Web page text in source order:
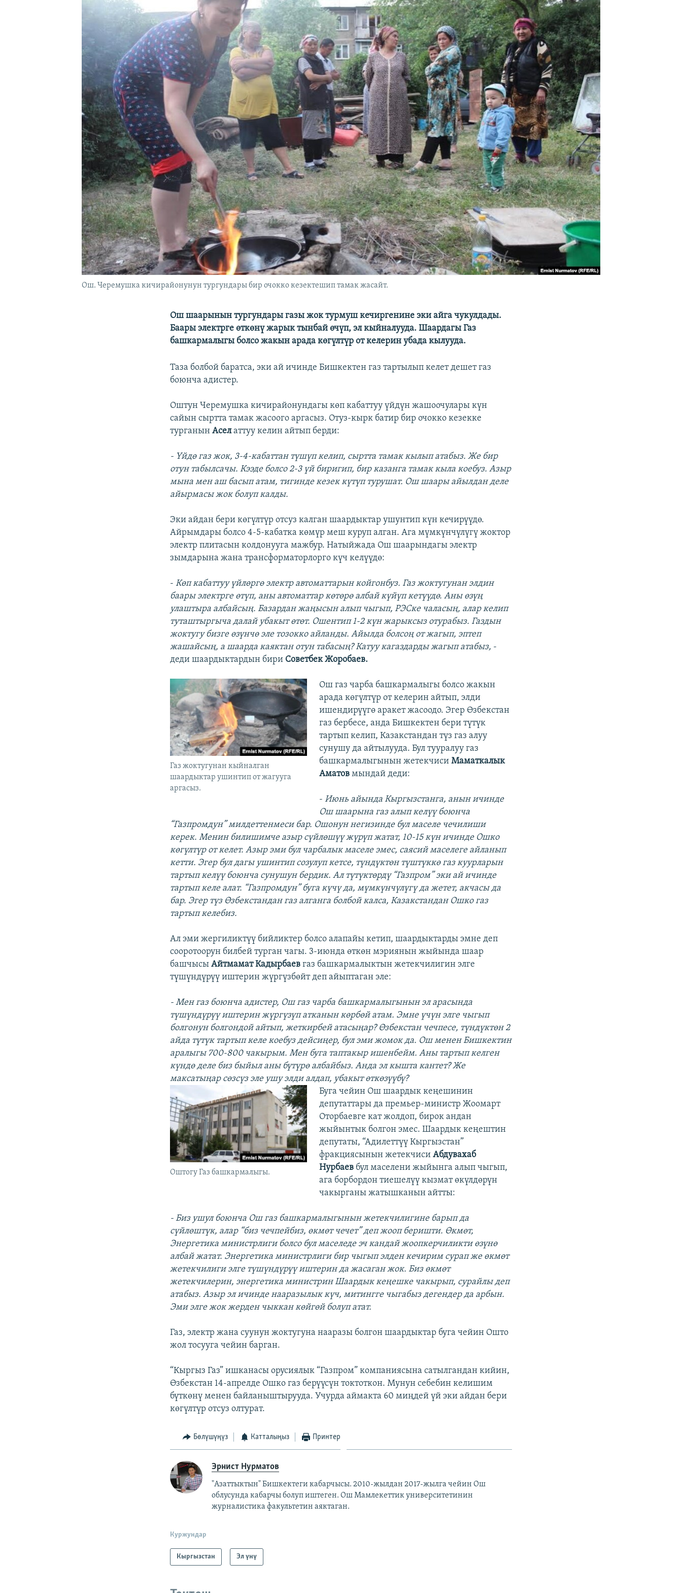
Ош. Черемушка кичирайонунун тургундары бир очокко кезектешип тамак жасайт.
Ош шаарынын тургундары газы жок турмуш кечиргенине эки айга чукулдады.
Баары электрге өткөнү жарык тынбай өчүп, эл кыйналууда. Шаардагы Газ
башкармалыгы болсо жакын арада көгүлтүр от келерин убада кылууда.
Таза болбой баратса, эки ай ичинде Бишкектен газ тартылып келет дешет газ
боюнча адистер.
Оштун Черемушка кичирайонундагы көп кабаттуу үйдүн жашоочулары күн
сайын сыртта тамак жасоого аргасыз. Отуз-кырк батир бир очокко кезекке
турганынАселаттуу келин айтып берди:
- Үйдө газ жок, 3-4-кабаттан түшүп келип, сыртта тамак кылып атабыз. Же бир
отун табылсачы. Кээде болсо 2-3 үй биригип, бир казанга тамак кыла коебуз. Азыр
мына мен аш басып атам, тигинде кезек күтүп турушат. Ош шаары айылдан деле
айырмасы жок болуп калды.
Эки айдан бери көгүлтүр отсуз калган шаардыктар ушунтип күн кечирүүдө.
Айрымдары болсо 4-5-кабатка көмүр меш куруп алган. Ага мүмкүнчүлүгү жоктор
электр плитасын колдонууга мажбур. Натыйжада Ош шаарындагы электр
зымдарына жана трансформаторлорго күч келүүдө:
- Көп кабаттуу үйлөргө электр автоматтарын койгонбуз. Газ жоктугунан элдин
баары электрге өтүп, аны автоматтар көтөрө албай күйүп кетүүдө. Аны өзүң
улаштыра албайсың. Базардан жаңысын алып чыгып, РЭСке чаласың, алар келип
туташтыргыча далай убакыт өтөт. Ошентип 1-2 күн жарыксыз отурабыз. Газдын
жоктугу бизге өзүнчө эле тозокко айланды. Айылда болсоң от жагып, эптеп
жашайсың, а шаарда каяктан отун табасың? Катуу кагаздарды жагып атабыз, -
деди шаардыктардын бири Советбек Жоробаев.
Газ жоктугунан кыйналган
шаардыктар ушинтип от жагууга
аргасыз.
Ош газ чарба башкармалыгы болсо жакын
арада көгүлтүр от келерин айтып, элди
ишендирүүгө аракет жасоодо. Эгер Өзбекстан
газ бербесе, анда Бишкектен бери түтүк
тартып келип, Казакстандан түз газ алуу
сунушу да айтылууда. Бул тууралуу газ
башкармалыгынын жетекчиси Маматкалык
Аматовмындай деди:
- Июнь айында Кыргызстанга, анын ичинде
Ош шаарына газ алып келүү боюнча
“Газпромдун” милдеттенмеси бар. Ошонун негизинде бул маселе чечилиши
керек. Менин билишимче азыр сүйлөшүү жүрүп жатат, 10-15 күн ичинде Ошко
көгүлтүр от келет. Азыр эми бул чарбалык маселе эмес, саясий маселеге айланып
кетти. Эгер бул дагы ушинтип созулуп кетсе, түндүктөн түштүккө газ куурларын
тартып келүү боюнча сунушун бердик. Ал түтүктөрдү “Газпром” эки ай ичинде
тартып келе алат. “Газпромдун” буга күчү да, мүмкүнчүлүгү да жетет, акчасы да
бар. Эгер түз Өзбекстандан газ алганга болбой калса, Казакстандан Ошко газ
тартып келебиз.
Ал эми жергиликтүү бийликтер болсо алапайы кетип, шаардыктарды эмне деп
сооротоорун билбей турган чагы. 3-июнда өткөн мэриянын жыйында шаар
башчысыАйтмамат Кадырбаев газ башкармалыктын жетекчилигин элге
түшүндүрүү иштерин жүргүзбөйт деп айыптаган эле:
- Мен газ боюнча адистер, Ош газ чарба башкармалыгынын эл арасында
түшүндүрүү иштерин жүргүзүп атканын көрбөй атам. Эмне үчүн элге чыгып
болгонун болгондой айтып, жеткирбей атасыңар? Өзбекстан чечпесе, түндүктөн 2
айда түтүк тартып келе коебуз дейсиңер, бул эми жомок да. Ош менен Бишкектин
аралыгы 700-800 чакырым. Мен буга таптакыр ишенбейм. Аны тартып келген
күндө деле биз быйыл аны бүтүрө албайбыз. Анда эл кышта кантет? Же
максатыңар сөзсүз эле ушу элди алдап, убакыт өткөзүүбү?
Оштогу Газ башкармалыгы.
Буга чейин Ош шаардык кеңешинин
депутаттары да премьер-министр Жоомарт
Оторбаевге кат жолдоп, бирок андан
жыйынтык болгон эмес. Шаардык кеңештин
депутаты, “Адилеттүү Кыргызстан”
фракциясынын жетекчиси Абдувахаб
Нурбаев бул маселени жыйынга алып чыгып,
ага борбордон тиешелүү кызмат өкүлдөрүн
чакырганы жатышканын айтты:
- Биз ушул боюнча Ош газ башкармалыгынын жетекчилигине барып да
сүйлөштүк, алар “биз чечпейбиз, өкмөт чечет” деп жооп беришти. Өкмөт,
Энергетика министрлиги болсо бул маселеде эч кандай жоопкерчиликти өзүнө
албай жатат. Энергетика министрлиги бир чыгып элден кечирим сурап же өкмөт
жетекчилиги элге түшүндүрүү иштерин да жасаган жок. Биз өкмөт
жетекчилерин, энергетика министрин Шаардык кеңешке чакырып, сурайлы деп
атабыз. Азыр эл ичинде нааразылык күч, митингге чыгабыз дегендер да арбын.
Эми элге жок жерден чыккан көйгөй болуп атат.
Газ, электр жана суунун жоктугуна нааразы болгон шаардыктар буга чейин Ошто
жол тосууга чейин барган.
“Кыргыз Газ” ишканасы орусиялык “Газпром” компаниясына сатылгандан кийин,
Өзбекстан 14-апрелде Ошко газ берүүсүн токтоткон. Мунун себебин келишим
бүткөнү менен байланыштырууда. Учурда аймакта 60 миңдей үй эки айдан бери
көгүлтүр отсуз олтурат.
Бөлүшүңүз Катталыңыз Принтер
Эрнист Нурматов
"Азаттыктын" Бишкектеги кабарчысы. 2010-жылдан 2017-жылга чейин Ош
облусунда кабарчы болуп иштеген. Ош Мамлекеттик университетинин
журналистика факультетин аяктаган.
Куржундар
Кыргызстан Эл үнү